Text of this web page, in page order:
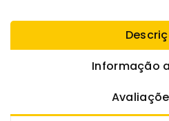
Informação